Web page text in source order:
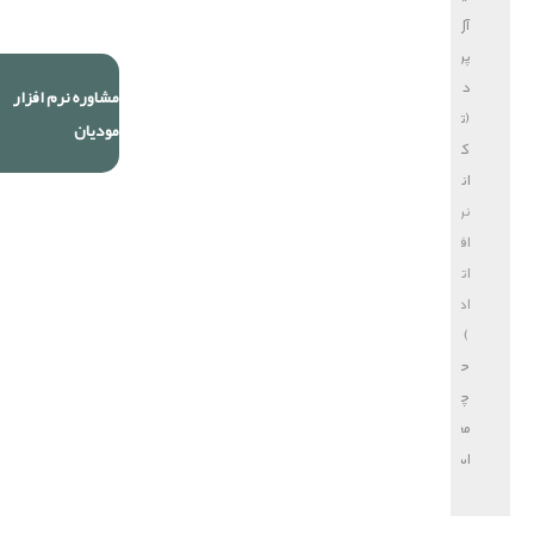
مشاوره نرم افزار
مودیان
آل
پردازش
دایا
(تولید
کننده
انواع
نرم
افزار
اتوماسیون
اداری
)
حق
چاپ
محفوظ
است